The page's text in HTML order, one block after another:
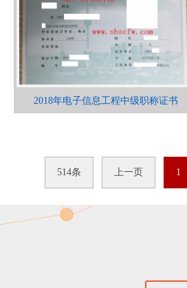
2018年电子信息工程中级职称证书
514条 上一页 1